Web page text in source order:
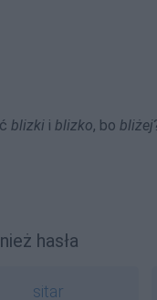
blizki i blizko, bo bliżej
hasła
sitar